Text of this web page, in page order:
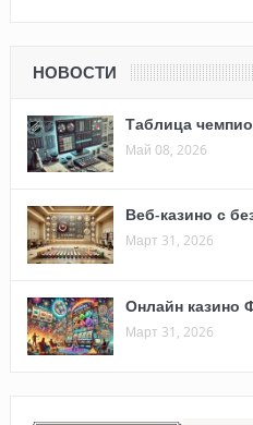
НОВОСТИ
Таблица
Май 08, 2026
Веб-казино с
Март 31, 2026
Онлайн казино
Март 31, 2026